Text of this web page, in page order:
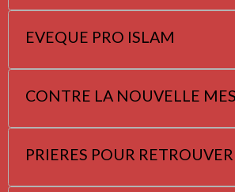
EVEQUE PRO ISLAM
CONTRE LA NOUVELLE
PRIERES POUR